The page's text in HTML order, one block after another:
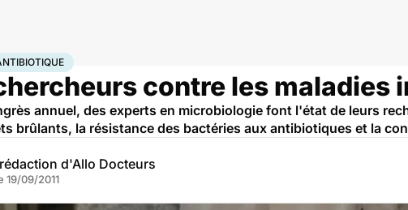
Médicament antibiotique
contre les maladies
annuel, des experts en microbiologie font l'état de leurs
brûlants, la résistance des bactéries aux antibiotiques et la
d'Allo Docteurs
19/09/2011